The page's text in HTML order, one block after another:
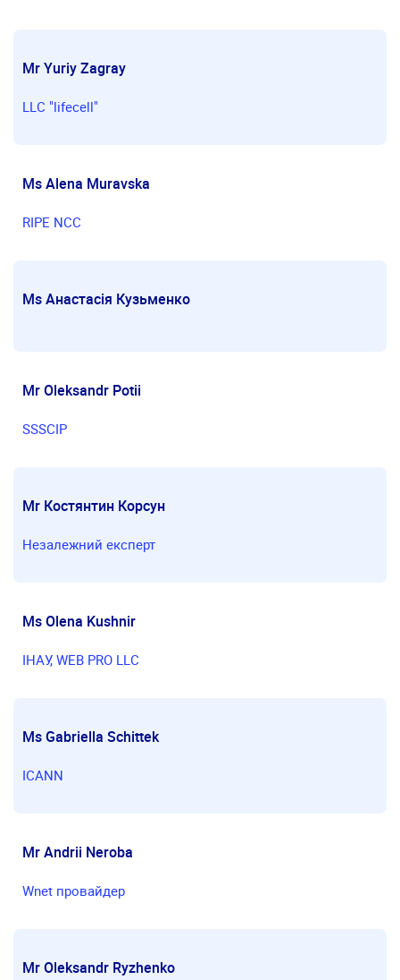
Mr Yuriy Zagray
LLC "lifecell"
Ms Alena Muravska
RIPE NCC
Ms Анастасія Кузьменко
Mr Oleksandr Potii
SSSCIP
Mr Костянтин Корсун
Незалежний експерт
Ms Olena Kushnir
IНАУ, WEB PRO LLC
Ms Gabriella Schittek
ICANN
Mr Andrii Neroba
Wnet провайдер
Mr Oleksandr Ryzhenko